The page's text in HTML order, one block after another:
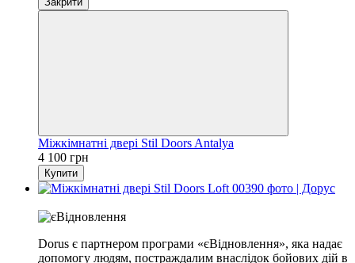
Міжкімнатні двері Stil Doors Antalya
4 100 грн
Купити
Dorus є партнером програми «єВідновлення», яка надає
допомогу людям, постраждалим внаслідок бойових дій в